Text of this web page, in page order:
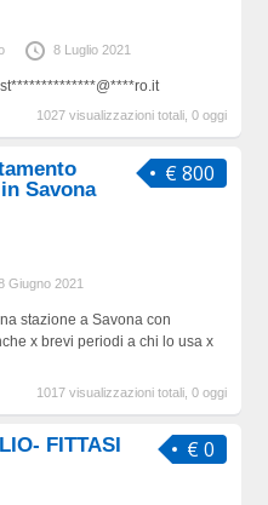
8 Luglio 2021
st**************@****ro.it
1027 visualizzazioni totali, 0 oggi
€ 800
Savona
Giugno 2021
stazione a Savona con
x brevi periodi a chi lo usa x
1017 visualizzazioni totali, 0 oggi
€ 0
FITTASI